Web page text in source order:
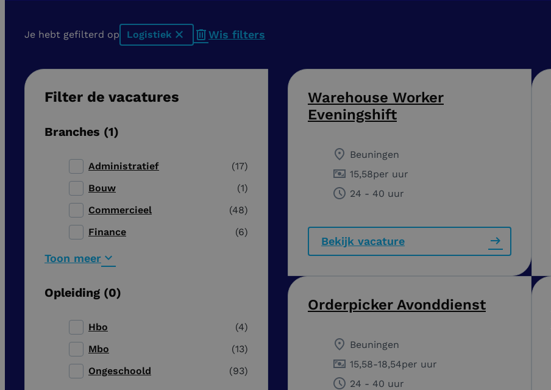
Je hebt gefilterd op Logistiek Wis filters
Filter de vacatures
Branches 1
Administratief
17
Bouw
1
Commercieel
48
Finance
6
Toon meer
Opleiding 0
Hbo
4
Mbo
13
Ongeschoold
93
Warehouse Worker
Eveningshift
Beuningen
15,58per uur
24 - 40 uur
Bekijk vacature
Orderpicker Avonddienst
Beuningen
15,58-18,54per uur
24 - 40 uur